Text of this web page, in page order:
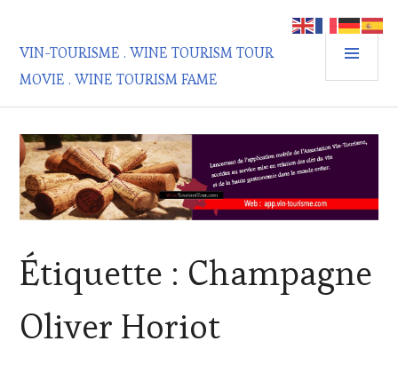
contenu
principal
VIN-TOURISME . WINE TOURISM TOUR
MOVIE . WINE TOURISM FAME
Étiquette : Champagne
Oliver Horiot